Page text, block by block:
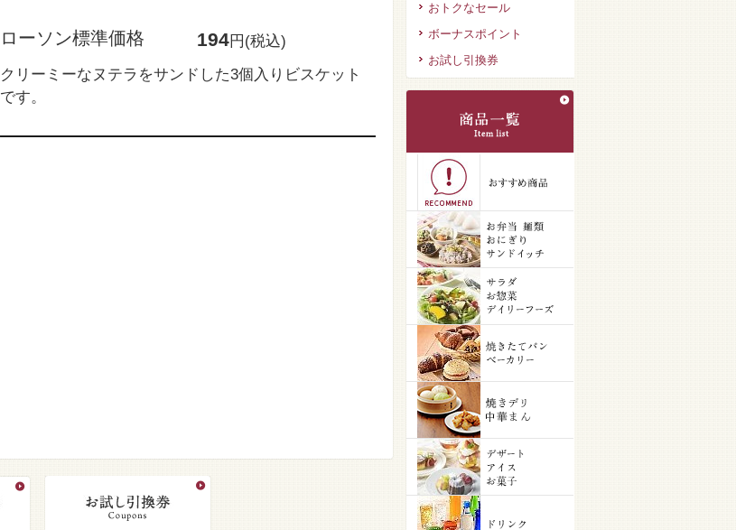
ローソン標準価格 194円(税込)
クリーミーなヌテラをサンドした3個入りビスケット
です。
おトクなセール
ボーナスポイント
お試し引換券